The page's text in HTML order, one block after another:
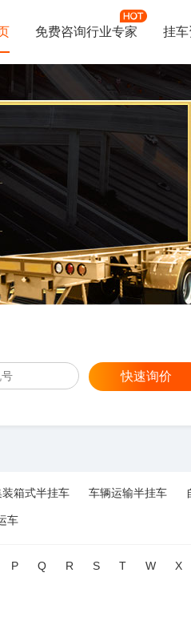
免费咨询行业专家 挂
快速询价
装箱式半挂车 车辆运输半挂车
车
P Q R S T W X